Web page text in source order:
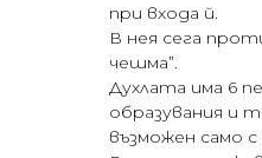
при входа й.
В нея сега
чешма”.
Духлата има 6
образувания и
възможен само